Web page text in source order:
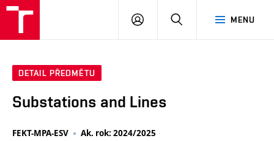
MENU
PŘIHLÁSIT
DETAIL PŘEDMĚTU
Substations and Lines
FEKT-MPA-ESV Ak. rok: 2024/2025